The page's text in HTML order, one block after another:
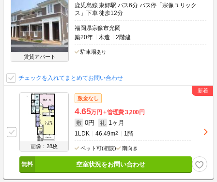
賃貸アパート
鹿児島線 東郷駅 バス6分 バス停「宗像ユリック
ス」下車 徒歩12分
福岡県宗像市光岡
築20年
木造 2階建
駐車場あり
チェックを入れてまとめてお問い合わせ
画像：28枚
敷金なし
4.65万円 管理費3,200円
敷 0円 礼 1ヶ月
1LDK 46.49m2 1階
ペット可(相談) 南向き
空室状況をお問い合わせ